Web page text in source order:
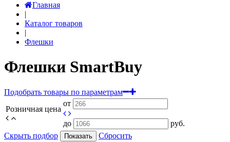
Главная
|
Каталог товаров
|
Флешки
Флешки SmartBuy
Подобрать товары по параметрам
Розничная цена
от
до
руб.
Скрыть подбор
Показать
Сбросить